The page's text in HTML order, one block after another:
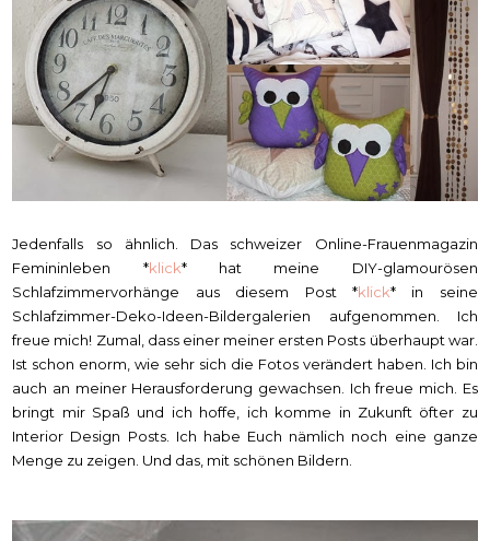
Jedenfalls so ähnlich. Das schweizer Online-Frauenmagazin
Femininleben *klick* hat meine DIY-glamourösen
Schlafzimmervorhänge aus diesem Post *klick* in seine
Schlafzimmer-Deko-Ideen-Bildergalerien aufgenommen. Ich
freue mich! Zumal, dass einer meiner ersten Posts überhaupt war.
Ist schon enorm, wie sehr sich die Fotos verändert haben. Ich bin
auch an meiner Herausforderung gewachsen. Ich freue mich. Es
bringt mir Spaß und ich hoffe, ich komme in Zukunft öfter zu
Interior Design Posts. Ich habe Euch nämlich noch eine ganze
Menge zu zeigen. Und das, mit schönen Bildern.